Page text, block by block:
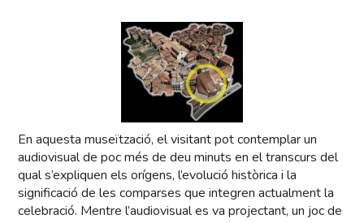
En aquesta museïtzació, el visitant pot contemplar un
audiovisual de poc més de deu minuts en el transcurs del
qual s’expliquen els orígens, l’evolució històrica i la
significació de les comparses que integren actualment la
celebració. Mentre l’audiovisual es va projectant, un joc de